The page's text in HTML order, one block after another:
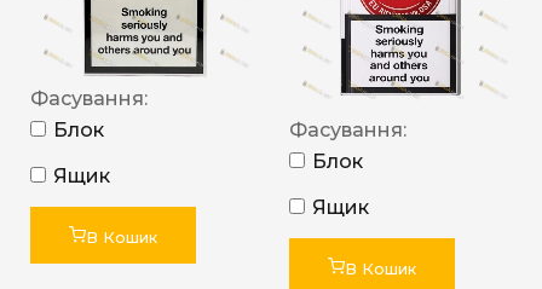
Фасування:
Блок
Ящик
В Кошик
Фасування:
Блок
Ящик
В Кошик